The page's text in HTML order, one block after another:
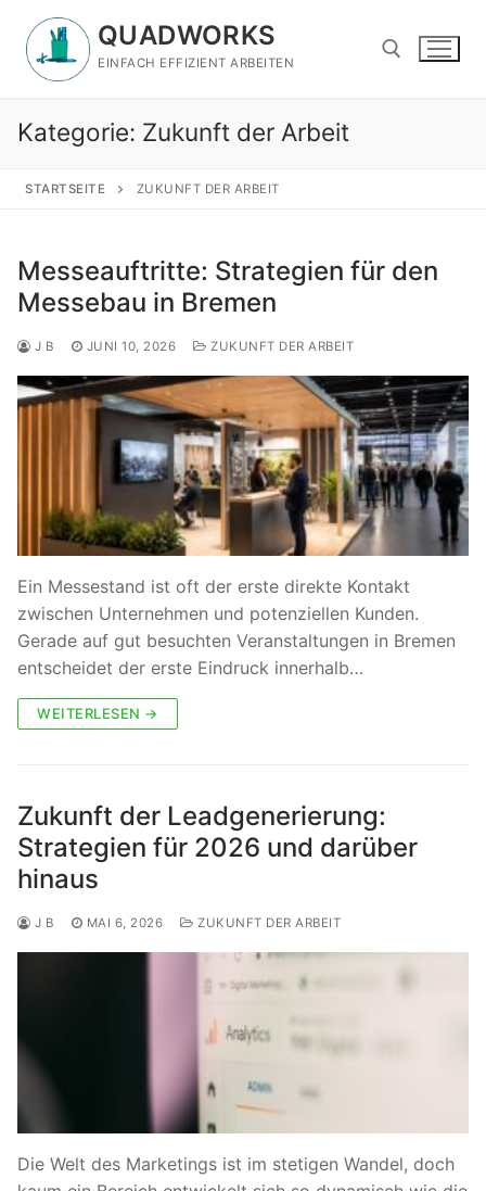
Inhalt
springen
QUADWORKS
EINFACH EFFIZIENT ARBEITEN
Suchen nach:
Kategorie: Zukunft der Arbeit
STARTSEITE ZUKUNFT DER ARBEIT
Messeauftritte: Strategien für den
Messebau in Bremen
J B JUNI 10, 2026 ZUKUNFT DER ARBEIT
Ein Messestand ist oft der erste direkte Kontakt
zwischen Unternehmen und potenziellen Kunden.
Gerade auf gut besuchten Veranstaltungen in Bremen
entscheidet der erste Eindruck innerhalb…
WEITERLESEN →
Zukunft der Leadgenerierung:
Strategien für 2026 und darüber
hinaus
J B MAI 6, 2026 ZUKUNFT DER ARBEIT
Die Welt des Marketings ist im stetigen Wandel, doch